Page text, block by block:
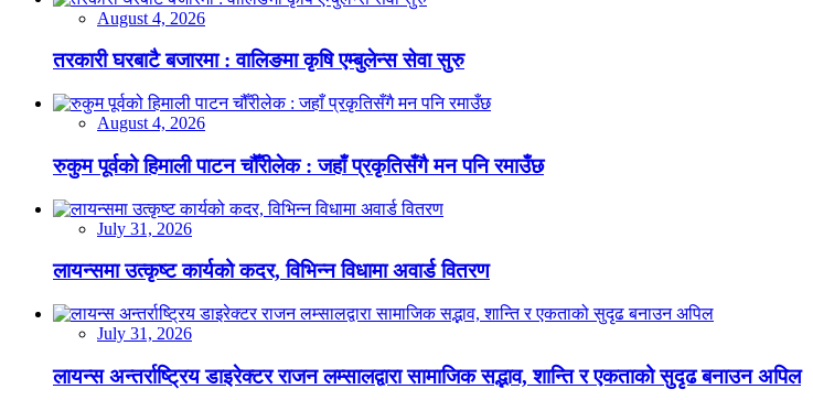
August 4, 2026
तरकारी घरबाटै बजारमा : वालिङमा कृषि एम्बुलेन्स सेवा सुरु
August 4, 2026
रुकुम पूर्वको हिमाली पाटन चौँरीलेक : जहाँ प्रकृतिसँगै मन पनि रमाउँछ
July 31, 2026
लायन्समा उत्कृष्ट कार्यको कदर, विभिन्न विधामा अवार्ड वितरण
July 31, 2026
लायन्स अन्तर्राष्ट्रिय डाइरेक्टर राजन लम्सालद्वारा सामाजिक सद्भाव, शान्ति र एकताको सुदृढ बनाउन अपिल